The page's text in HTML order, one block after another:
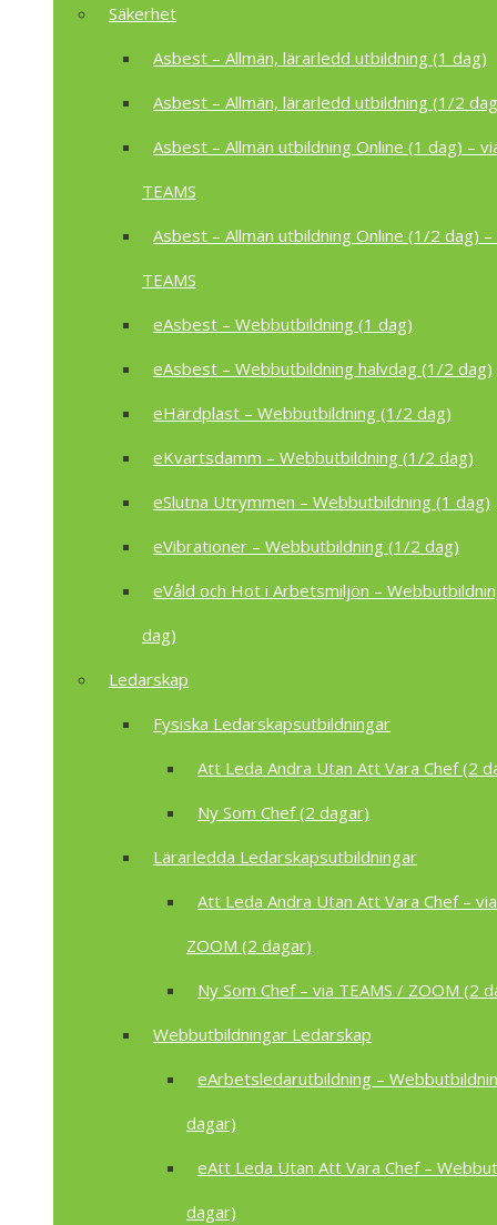
Säkerhet
Asbest – Allmän, lärarledd utbildning (1 dag)
Asbest – Allmän, lärarledd utbildning (1/2
Asbest – Allmän utbildning Online (1 dag) –
TEAMS
Asbest – Allmän utbildning Online (1/2 dag) –
TEAMS
eAsbest – Webbutbildning (1 dag)
eAsbest – Webbutbildning halvdag (1/2 dag)
eHärdplast – Webbutbildning (1/2 dag)
eKvartsdamm – Webbutbildning (1/2 dag)
eSlutna Utrymmen – Webbutbildning (1 dag)
eVibrationer – Webbutbildning (1/2 dag)
eVåld och Hot i Arbetsmiljön –
dag)
Ledarskap
Fysiska Ledarskapsutbildningar
Att Leda Andra Utan Att Vara Chef (2
Ny Som Chef (2 dagar)
Lärarledda Ledarskapsutbildningar
Att Leda Andra Utan Att Vara Chef –
ZOOM (2 dagar)
Ny Som Chef – via TEAMS / ZOOM (2
Webbutbildningar Ledarskap
eArbetsledarutbildning –
dagar)
eAtt Leda Utan Att Vara Chef –
dagar)